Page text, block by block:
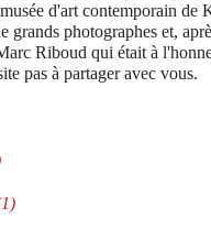
d'art contemporain de
grands photographes et,
Riboud qui était à
pas à partager avec vous.